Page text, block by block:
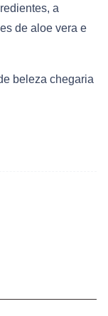
a
de aloe vera e
beleza chegaria